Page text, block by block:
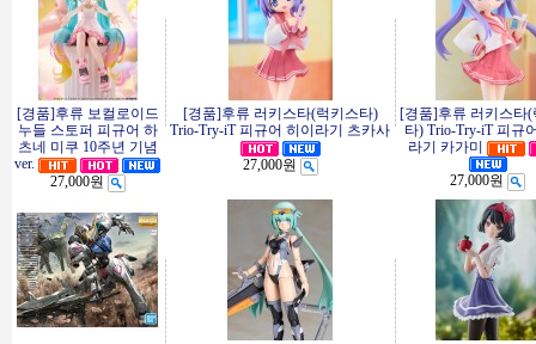
[경품]후류 보컬로이드
누들 스토퍼 피규어 하
츠네 미쿠 10주년 기념
ver.
27,000원
[경품]후류 러키스타(럭키스타)
Trio-Try-iT 피규어 히이라기 츠카사
27,000원
[경품]후류 러키스타(
타) Trio-Try-iT 피규
라기 카가미
27,000원